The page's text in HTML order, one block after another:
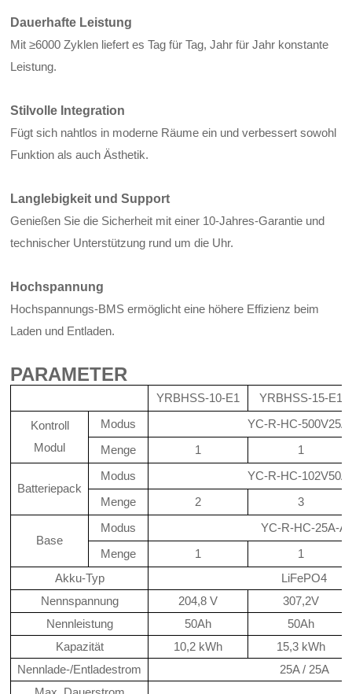
Dauerhafte Leistung
Mit ≥6000 Zyklen liefert es Tag für Tag, Jahr für Jahr konstante
Leistung.
Stilvolle Integration
Fügt sich nahtlos in moderne Räume ein und verbessert sowohl
Funktion als auch Ästhetik.
Langlebigkeit und Support
Genießen Sie die Sicherheit mit einer 10-Jahres-Garantie und
technischer Unterstützung rund um die Uhr.
Hochspannung
Hochspannungs-BMS ermöglicht eine höhere Effizienz beim
Laden und Entladen.
PARAMETER
YRBHSS-10-E1 YRBHSS-15-E1
Kontroll
Modul
Modus
YC-R-HC-
Menge
1 1
Batteriepack
Modus
YC-R-HC-
Menge
2 3
Base
Modus
YC-R-HC-25A-A
Menge
1
1
Akku-Typ
LiFePO4
Nennspannung
204,8 V
307,2V
Nennleistung
50Ah
50Ah
Kapazität
10,2 kWh
15,3 kWh
Nennlade-/Entladestrom
25A / 25A